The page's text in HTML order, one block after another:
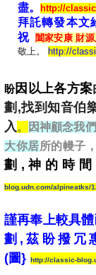
盡。 http://
拜託轉發本文
祝 闔家安康 財
敬上。 http://
盼因以上各方案
劃,找到知音伯
入 。
因神顧念我
大你居所的幔子
劃,神的時
blog.udn.com/alpineatks/
謹再奉上較具
劃,茲盼撥冗
(圖} http://classic-